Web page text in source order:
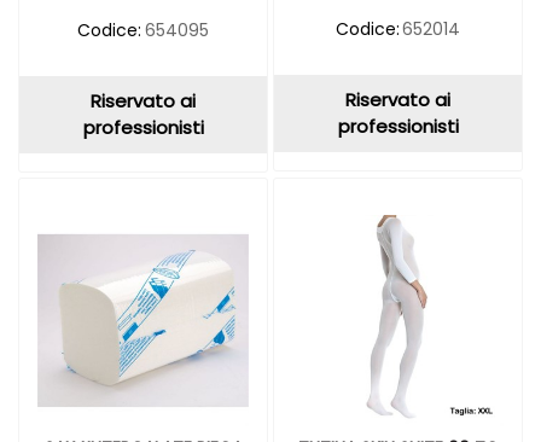
Codice: 654095
Riservato ai
professionisti
Codice:652014
Riservato ai
professionisti